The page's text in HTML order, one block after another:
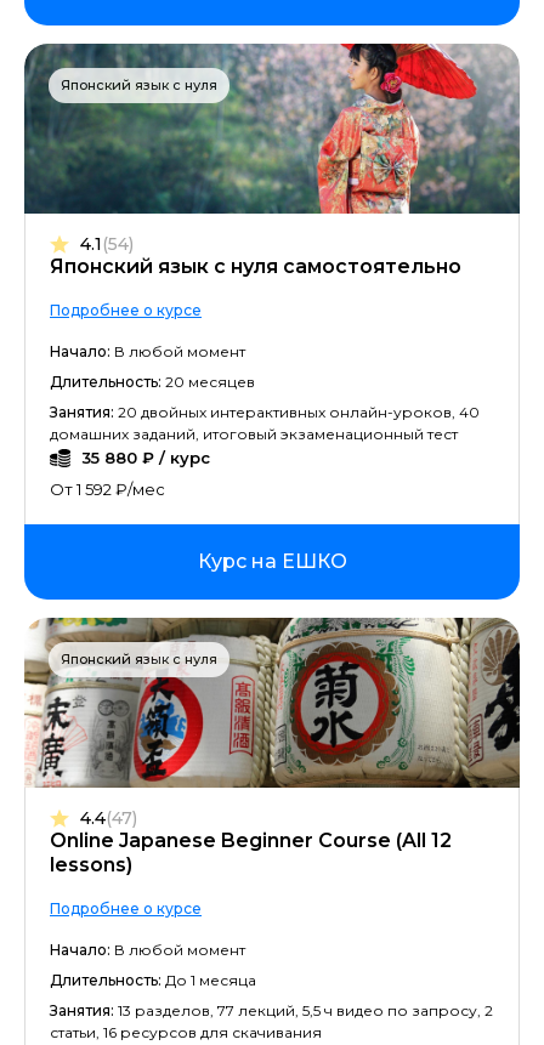
Японский язык с нуля
Японский язык с нуля самостоятельно
4.1(54)
Подробнее о курсе
Начало: В любой момент
Длительность: 20 месяцев
Занятия: 20 двойных интерактивных онлайн-уроков, 40
домашних заданий, итоговый экзаменационный тест
35 880 ₽ / курс
От 1 592 ₽/мес
Курс на ЕШКО
Японский язык с нуля
Online Japanese Beginner Course (All 12
lessons)
4.4(47)
Подробнее о курсе
Начало: В любой момент
Длительность: До 1 месяца
Занятия: 13 разделов, 77 лекций, 5,5 ч видео по запросу, 2
статьи, 16 ресурсов для скачивания